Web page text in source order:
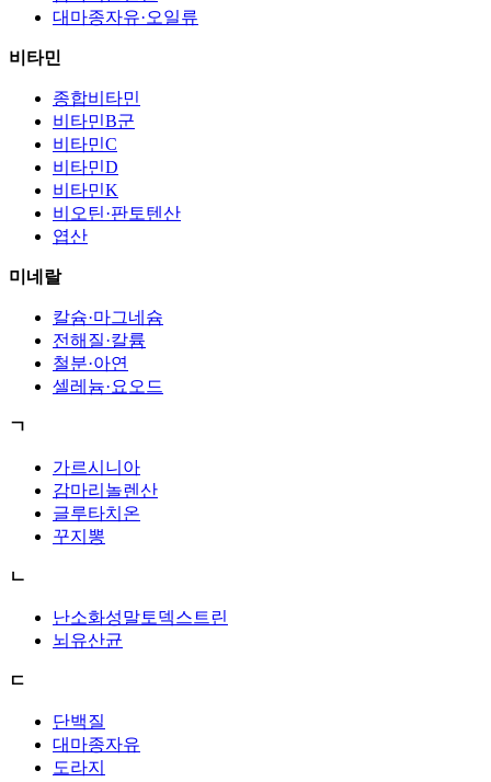
대마종자유·오일류
비타민
종합비타민
비타민B군
비타민C
비타민D
비타민K
비오틴·판토텐산
엽산
미네랄
칼슘·마그네슘
전해질·칼륨
철분·아연
셀레늄·요오드
ㄱ
가르시니아
감마리놀렌산
글루타치온
꾸지뽕
ㄴ
난소화성말토덱스트린
뇌유산균
ㄷ
단백질
대마종자유
도라지